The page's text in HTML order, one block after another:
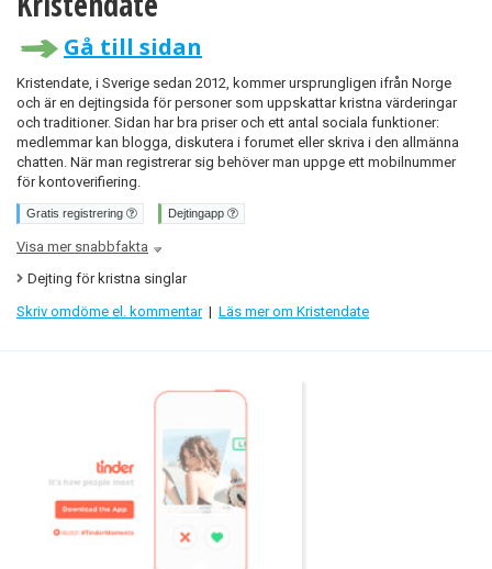
Gå till sidan
Kristendate, i Sverige sedan 2012, kommer ursprungligen ifrån Norge
och är en dejtingsida för personer som uppskattar kristna värderingar
och traditioner. Sidan har bra priser och ett antal sociala funktioner:
medlemmar kan blogga, diskutera i forumet eller skriva i den allmänna
chatten. När man registrerar sig behöver man uppge ett mobilnummer
för kontoverifiering.
Gratis registrering Dejtingapp
Visa mer snabbfakta
Dejting för kristna singlar
Skriv omdöme el. kommentar | Läs mer om Kristendate